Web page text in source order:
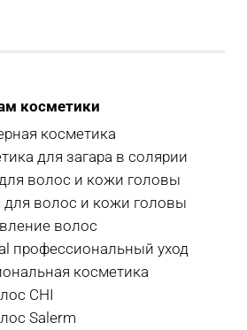
косметики
косметика
для загара в солярии
волос и кожи головы
для волос и кожи головы
волос
профессиональный уход
косметика
CHI
Salerm